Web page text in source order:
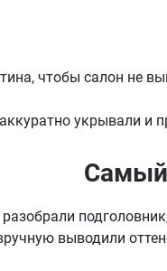
чтобы салон не
укрывали и
Самый
выводили
Ваш
Ваше
Ваш